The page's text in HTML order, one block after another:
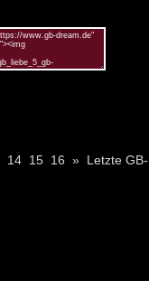
14 15 16 » Letzte GB-